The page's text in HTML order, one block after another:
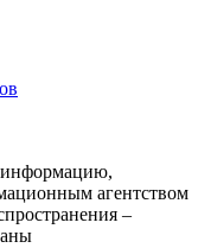
агентством
–